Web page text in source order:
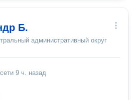
Б.
административный округ
9 ч. назад